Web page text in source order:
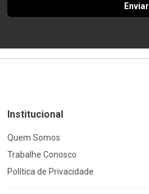
Enviar
Institucional
Quem Somos
Trabalhe Conosco
Política de Privacidade